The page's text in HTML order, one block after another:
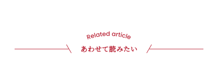
あわせて読みたい